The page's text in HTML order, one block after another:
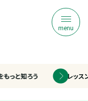
menu
もっと知ろう 乗馬レッス